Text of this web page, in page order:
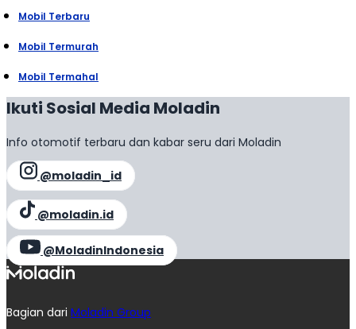
Mobil Terbaru
Mobil Termurah
Mobil Termahal
Ikuti Sosial Media Moladin
Info otomotif terbaru dan kabar seru dari Moladin
@moladin_id
@moladin.id
@MoladinIndonesia
Bagian dari Moladin Group